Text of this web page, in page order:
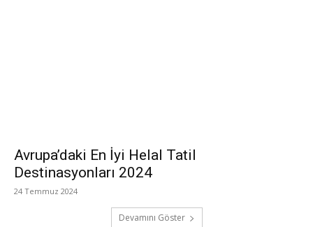
Avrupa’daki En İyi Helal Tatil
Destinasyonları 2024
24 Temmuz 2024
Devamını Göster